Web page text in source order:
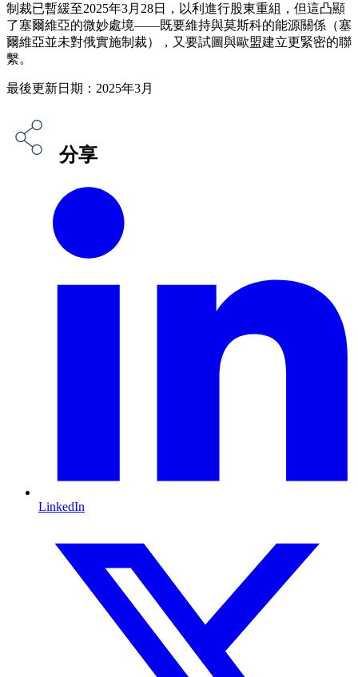
制裁已暫緩至2025年3月28日，以利進行股東重組，但這凸顯
了塞爾維亞的微妙處境——既要維持與莫斯科的能源關係（塞
爾維亞並未對俄實施制裁），又要試圖與歐盟建立更緊密的聯
繫。
最後更新日期：2025年3月
分享
LinkedIn